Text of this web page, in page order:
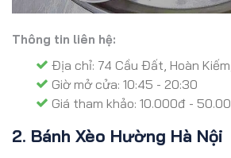
Thông tin liên hệ:
Địa chỉ: 74 Cầu Đất, Hoàn
Giờ mở cửa: 10:45 - 20:30
Giá tham khảo: 10.000đ -
2. Bánh Xèo Hường Hà Nội